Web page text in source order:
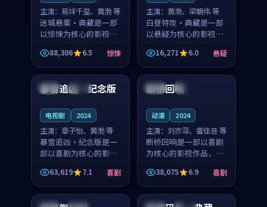
主演： 易烊千玺、黄渤 等
迷城悬案·典藏是一部
以惊悚为核心的影视作
品，围绕危机、反转与
人物成长展开，整体节
奏紧凑，值得推荐观
看。
88,306 6.5 惊悚
主演： 黄渤、梁朝伟 等
白昼特攻·典藏是一部
以悬疑为核心的影视作
品，围绕危机、反转与
人物成长展开，整体节
奏紧凑，值得推荐观
看。
16,271 6.0 悬疑
美国 高分
暴雪追凶·纪念版
电视剧 2024
主演： 章子怡、黄渤 等
暴雪追凶·纪念版是一
部以喜剧为核心的影视
作品，围绕危机、反转
与人物成长展开，整体
节奏紧凑，值得推荐观
看。
63,619 7.1 喜剧
中国 杜比
断桥回响
动漫 2024
主演： 刘亦菲、雷佳音 等
断桥回响是一部以喜剧
为核心的影视作品，围
绕危机、反转与人物成
长展开，整体节奏紧
凑，值得推荐观看。
38,075 6.9 喜剧